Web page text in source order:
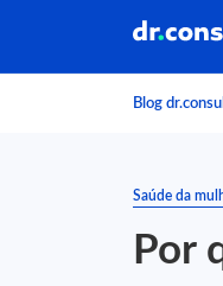
Blog
Saúde da
Por